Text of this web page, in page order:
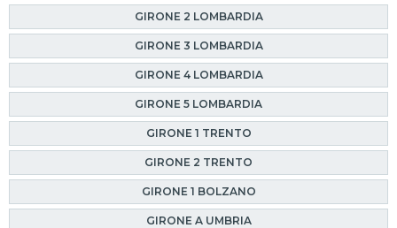
GIRONE 2 LOMBARDIA
GIRONE 3 LOMBARDIA
GIRONE 4 LOMBARDIA
GIRONE 5 LOMBARDIA
GIRONE 1 TRENTO
GIRONE 2 TRENTO
GIRONE 1 BOLZANO
GIRONE A UMBRIA